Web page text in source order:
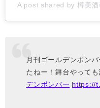
A post shared by 樽美
月刊ゴールデンボン
たねー！舞台やって
デンボンバー https://